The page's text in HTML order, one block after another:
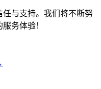
与支持。我们将不断努
务体验！